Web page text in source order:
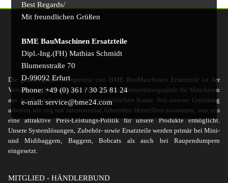
Best Regards/
Mit freundlichen Grüßen
BME BauMaschinen Ersatzteile
Dipl.-Ing.(FH) Mathias Schmidt
Blumenstraße 70
D-99092 Erfurt
Phone: +49 (0) 361 / 30 25 81 24
e-mail: service@bme24.com
Die grundlegende Kompetenz von BME BauMaschinen Ersatzteile ist der
Vertrieb von hochwertigen Produkten in Erstausrüsterqualität für Maschinen
aus der Bauindustrie im gesamteuropäischen Raum. Seit unserer Gründung
arbeiten wir eng mit international führenden Herstellern zusammen, was uns
eine attraktive Preis-Leistungs-Politik für unsere Produkte ermöglicht.
Unsere Systemlösungen, Zubehör- sowie Ersatzteile werden primär bei Mini-
und Midibaggern, Baggern, Bobcats als auch bei Raupendumpern
eingesetzt.
MITGLIED - HÄNDLERBUND